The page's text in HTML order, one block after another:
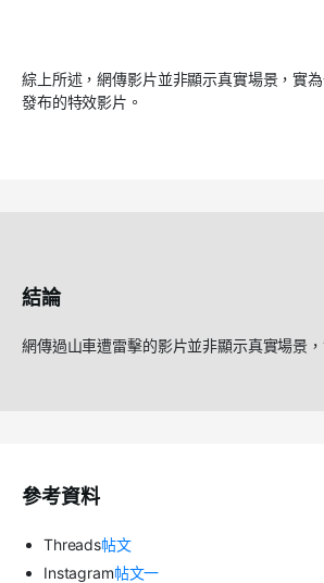
綜上所述，網傳影片並非顯示真實場景，實
發布的特效影片。
結論
網傳過山車遭雷擊的影片並非顯示真實場景
參考資料
Threads帖文
Instagram帖文一